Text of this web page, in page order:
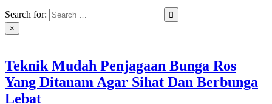
Search for:
×
Teknik Mudah Penjagaan Bunga Ros
Yang Ditanam Agar Sihat Dan Berbunga
Lebat